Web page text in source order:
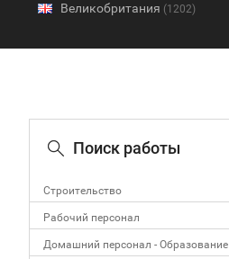
Великобритания (1202)
Поиск работы
Строительство
Рабочий персонал
Домашний персонал - Образование